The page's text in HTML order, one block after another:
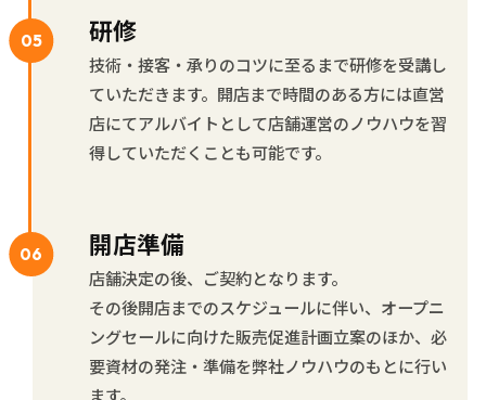
研修
技術・接客・承りのコツに至るまで研修を受講し
ていただきます。開店まで時間のある方には直営
店にてアルバイトとして店舗運営のノウハウを習
得していただくことも可能です。
開店準備
店舗決定の後、ご契約となります。
その後開店までのスケジュールに伴い、オープニ
ングセールに向けた販売促進計画立案のほか、必
要資材の発注・準備を弊社ノウハウのもとに行い
ます。